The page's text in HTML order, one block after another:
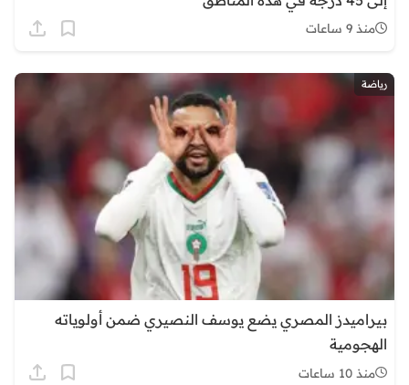
منذ 9 ساعات
رياضة
بيراميدز المصري يضع يوسف النصيري ضمن أولوياته
الهجومية
منذ 10 ساعات